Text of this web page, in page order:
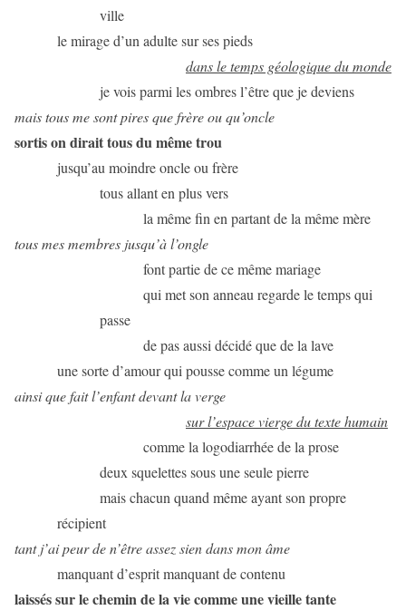
ville
le mirage d’un adulte sur ses pieds
dans le temps géologique du monde
je vois parmi les ombres l’être que je deviens
mais tous me sont pires que frère ou qu’oncle
sortis on dirait tous du même trou
jusqu’au moindre oncle ou frère
tous allant en plus vers
la même fin en partant de la même mère
tous mes membres jusqu’à l’ongle
font partie de ce même mariage
qui met son anneau regarde le temps qui
passe
de pas aussi décidé que de la lave
une sorte d’amour qui pousse comme un légume
ainsi que fait l’enfant devant la verge
sur l’espace vierge du texte humain
comme la logodiarrhée de la prose
deux squelettes sous une seule pierre
mais chacun quand même ayant son propre
récipient
tant j’ai peur de n’être assez sien dans mon âme
manquant d’esprit manquant de contenu
laissés sur le chemin de la vie comme une vieille tante